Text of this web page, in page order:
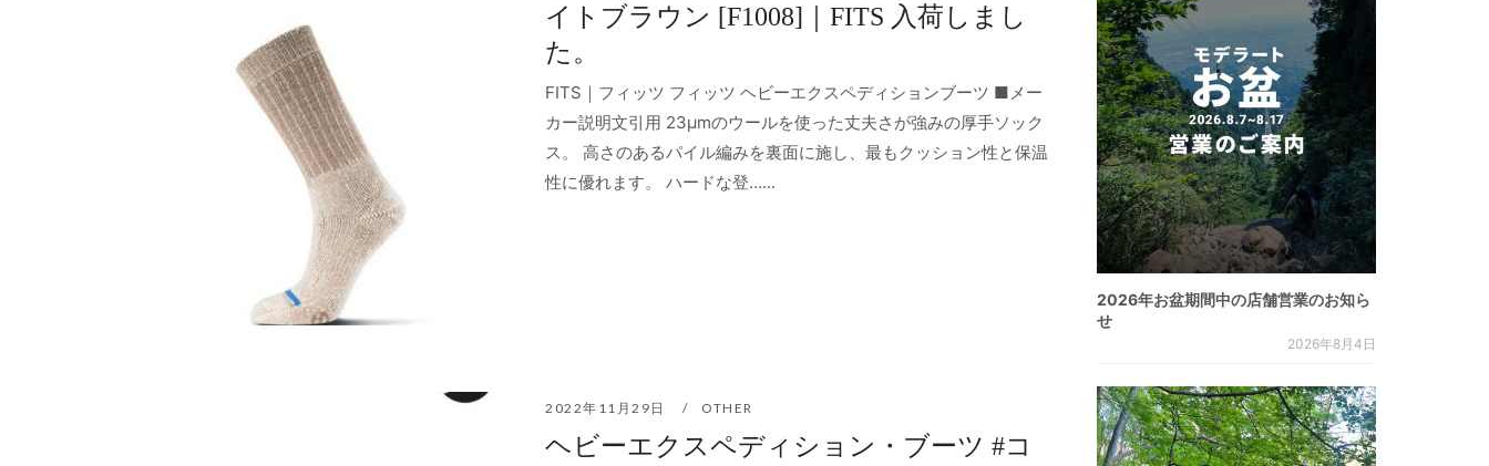
イトブラウン [F1008]｜FITS 入荷しまし
た。
FITS｜フィッツ フィッツ ヘビーエクスペディションブーツ ■メー
カー説明文引用 23μmのウールを使った丈夫さが強みの厚手ソック
ス。 高さのあるパイル編みを裏面に施し、最もクッション性と保温
性に優れます。 ハードな登…...
2022年11月29日 OTHER
ヘビーエクスペディション・ブーツ #コ
2026年お盆期間中の店舗営業のお知ら
せ
2026年8月4日